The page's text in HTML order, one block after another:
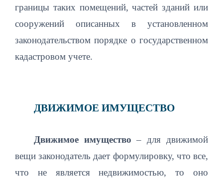
границы таких помещений, частей зданий или
сооружений описанных в установленном
законодательством порядке о государственном
кадастровом учете.
ДВИЖИМОЕ ИМУЩЕСТВО
Движимое имущество – для движимой
вещи законодатель дает формулировку, что все,
что не является недвижимостью, то оно